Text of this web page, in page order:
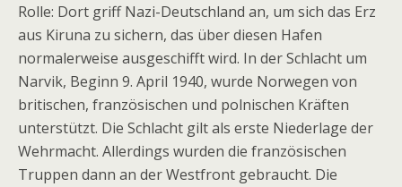
Rolle: Dort griff Nazi-Deutschland an, um sich das Erz
aus Kiruna zu sichern, das über diesen Hafen
normalerweise ausgeschifft wird. In der Schlacht um
Narvik, Beginn 9. April 1940, wurde Norwegen von
britischen, französischen und polnischen Kräften
unterstützt. Die Schlacht gilt als erste Niederlage der
Wehrmacht. Allerdings wurden die französischen
Truppen dann an der Westfront gebraucht. Die